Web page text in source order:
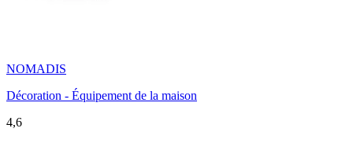
NOMADIS
Décoration - Équipement de la maison
4,6